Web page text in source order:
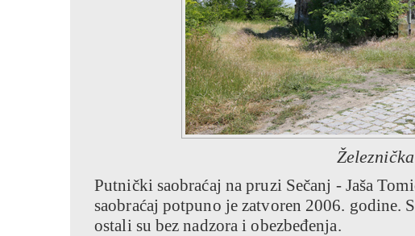
Putnički saobraćaj na pruzi Sečanj - Jaša
saobraćaj potpuno je zatvoren 2006. godine.
ostali su bez nadzora i obezbeđenja.